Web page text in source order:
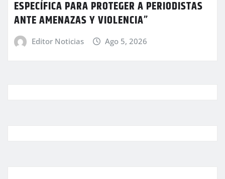
ESPECÍFICA PARA PROTEGER A PERIODISTAS
ANTE AMENAZAS Y VIOLENCIA”
Editor Noticias Ago 5, 2026